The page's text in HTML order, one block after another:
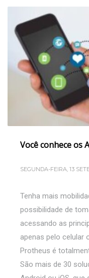
Você conhece os
SEGUNDA-FEIRA, 13
Tenha mais
possibilidade de
acessando as
apenas pelo celular
Protheus é
São mais de 30